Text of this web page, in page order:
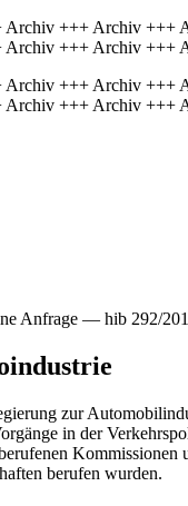
+++ Archiv
+++ Archiv +++
+++ Archiv
+++ Archiv +++
Anfrage — hib 292/
zur
in der
berufen wurden.